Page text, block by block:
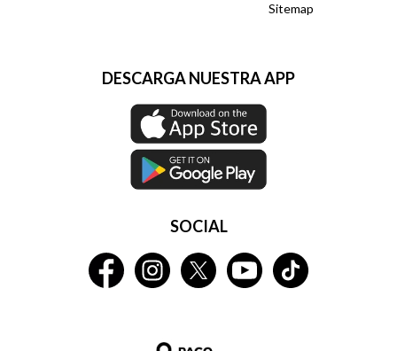
Sitemap
DESCARGA NUESTRA APP
SOCIAL